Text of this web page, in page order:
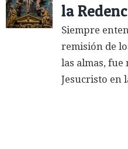
la
Siempre
remisión de
las almas, fue
Jesucristo en